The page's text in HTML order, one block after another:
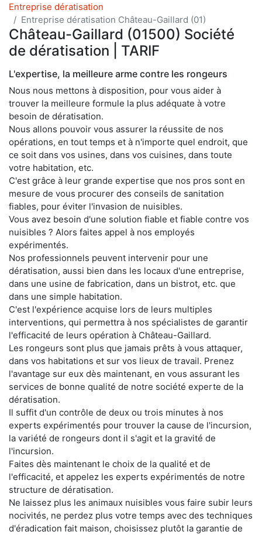
Entreprise dératisation
Entreprise dératisation Château-Gaillard (01)
Château-Gaillard (01500) Société
de dératisation | TARIF
L'expertise, la meilleure arme contre les rongeurs
Nous nous mettons à disposition, pour vous aider à
trouver la meilleure formule la plus adéquate à votre
besoin de dératisation.
Nous allons pouvoir vous assurer la réussite de nos
opérations, en tout temps et à n'importe quel endroit, que
ce soit dans vos usines, dans vos cuisines, dans toute
votre habitation, etc.
C'est grâce à leur grande expertise que nos pros sont en
mesure de vous procurer des conseils de sanitation
fiables, pour éviter l'invasion de nuisibles.
Vous avez besoin d'une solution fiable et fiable contre vos
nuisibles ? Alors faites appel à nos employés
expérimentés.
Nos professionnels peuvent intervenir pour une
dératisation, aussi bien dans les locaux d'une entreprise,
dans une usine de fabrication, dans un bistrot, etc. que
dans une simple habitation.
C'est l'expérience acquise lors de leurs multiples
interventions, qui permettra à nos spécialistes de garantir
l'efficacité de leurs opération à Château-Gaillard.
Les rongeurs sont plus que jamais prêts à vous attaquer,
dans vos habitations et sur vos lieux de travail. Prenez
l'avantage sur eux dès maintenant, en vous assurant les
services de bonne qualité de notre société experte de la
dératisation.
Il suffit d'un contrôle de deux ou trois minutes à nos
experts expérimentés pour trouver la cause de l'incursion,
la variété de rongeurs dont il s'agit et la gravité de
l'incursion.
Faites dès maintenant le choix de la qualité et de
l'efficacité, et appelez les experts expérimentés de notre
structure de dératisation.
Ne laissez plus les animaux nuisibles vous faire subir leurs
nocivités, ne perdez plus votre temps avec des techniques
d'éradication fait maison, choisissez plutôt la garantie de